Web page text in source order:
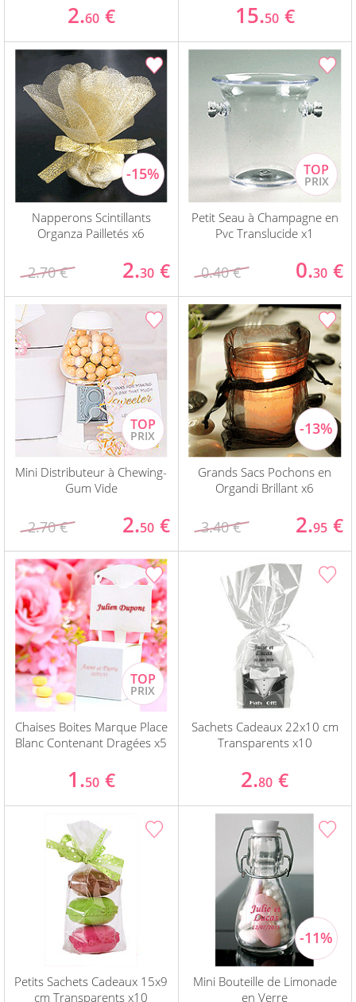
2.60 € 15.50 €
Napperons Scintillants
Organza Pailletés x6
2.70 € 2.30 €
Petit Seau à Champagne en
Pvc Translucide x1
0.40 € 0.30 €
Mini Distributeur à Chewing-
Gum Vide
2.70 € 2.50 €
Grands Sacs Pochons en
Organdi Brillant x6
3.40 € 2.95 €
Chaises Boites Marque Place
Blanc Contenant Dragées x5
1.50 €
Sachets Cadeaux 22x10 cm
Transparents x10
2.80 €
Petits Sachets Cadeaux 15x9
cm Transparents x10
Mini Bouteille de Limonade
en Verre